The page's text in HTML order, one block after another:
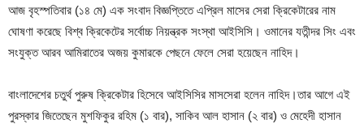
আজ বৃহস্পতিবার (১৪ মে) এক সংবাদ বিজ্ঞপ্তিতে এপ্রিল মাসের সেরা ক্রিকেটারের নাম
ঘোষণা করেছে বিশ্ব ক্রিকেটের সর্বোচ্চ নিয়ন্ত্রক সংস্থা আইসিসি। ওমানের যতীন্দর সিং এবং
সংযুক্ত আরব আমিরাতের অজয় কুমারকে পেছনে ফেলে সেরা হয়েছেন নাহিদ।
বাংলাদেশের চতুর্থ পুরুষ ক্রিকেটার হিসেবে আইসিসির মাসসেরা হলেন নাহিদ।তার আগে এই
পুরস্কার জিতেছেন মুশফিকুর রহিম (১ বার), সাকিব আল হাসান (২ বার) ও মেহেদী হাসান